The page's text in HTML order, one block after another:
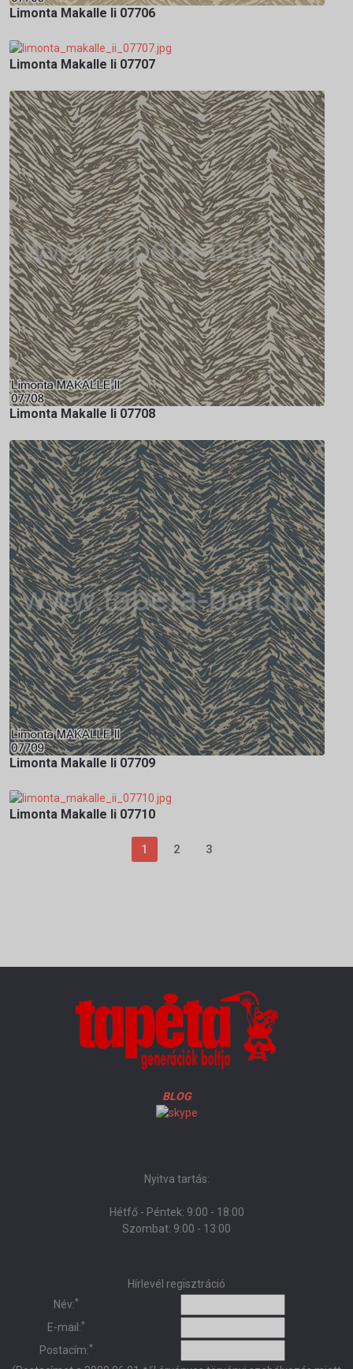
Limonta Makalle Ii 07706
Limonta Makalle Ii 07707
Limonta Makalle Ii 07708
Limonta Makalle Ii 07709
Limonta Makalle Ii 07710
1 2 3
BLOG
Nyitva tartás:
Hétfő - Péntek: 9:00 - 18:00
Szombat: 9:00 - 13:00
Hírlevél regisztráció
Név:*
E-mail:*
Postacím:*